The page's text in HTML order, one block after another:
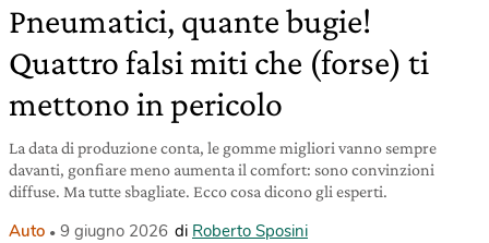
Pneumatici, quante bugie!
Quattro falsi miti che (forse) ti
mettono in pericolo
La data di produzione conta, le gomme migliori vanno sempre
davanti, gonfiare meno aumenta il comfort: sono convinzioni
diffuse. Ma tutte sbagliate. Ecco cosa dicono gli esperti.
Auto 9 giugno 2026 di Roberto Sposini